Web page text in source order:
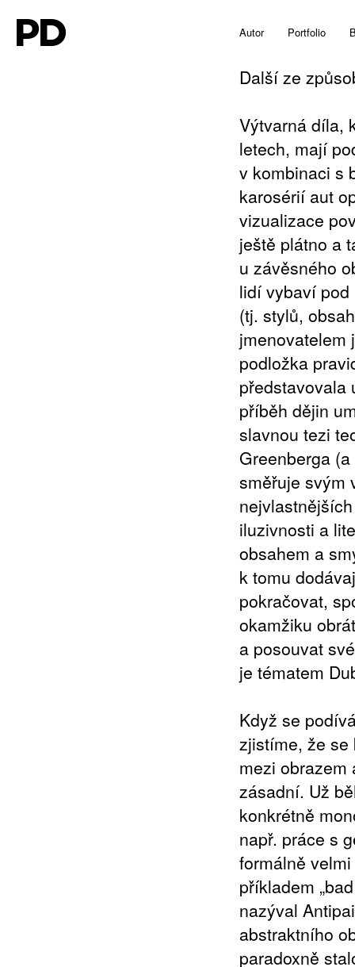
PD Autor Portfolio
Další ze
Výtvarná díla,
letech, mají
v kombinaci s
karosérií aut
vizualizace
ještě plátno a
u závěsného
lidí vybaví pod
(tj. stylů,
jmenovatelem
podložka
představovala
příběh dějin
slavnou tezi
Greenberga
směřuje svým
iluzivnosti a
obsahem a
k tomu
pokračovat,
okamžiku
a posouvat
je tématem
Když se
zjistíme, že se
mezi obrazem
zásadní. Už
konkrétně
např. práce s
formálně
příkladem
nazýval
abstraktního
paradoxně